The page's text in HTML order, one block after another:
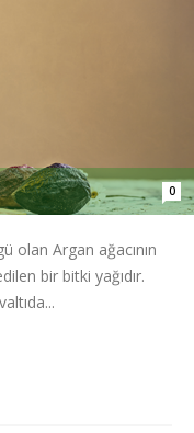
0
olan Argan ağacının
bir bitki yağıdır.